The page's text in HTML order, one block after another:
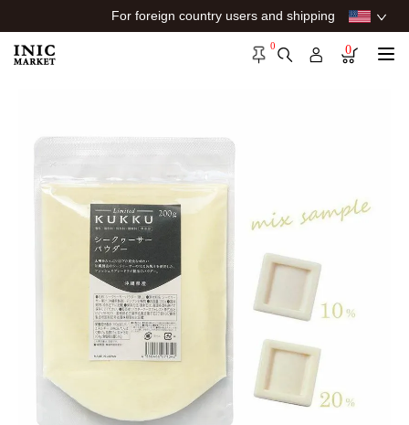
For foreign country users and shipping
0 0